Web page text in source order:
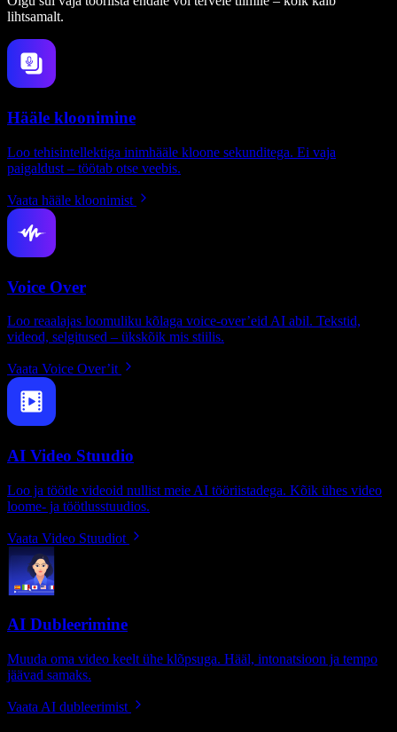
lihtsamalt.
Hääle kloonimine
Loo tehisintellektiga inimhääle kloone sekunditega. Ei vaja
paigaldust – töötab otse veebis.
Vaata hääle kloonimist
Voice Over
Loo reaalajas loomuliku kõlaga voice-over’eid AI abil. Tekstid,
videod, selgitused – ükskõik mis stiilis.
Vaata Voice Over’it
AI Video Stuudio
Loo ja töötle videoid nullist meie AI tööriistadega. Kõik ühes video
loome- ja töötlusstuudios.
Vaata Video Stuudiot
AI Dubleerimine
Muuda oma video keelt ühe klõpsuga. Hääl, intonatsioon ja tempo
jäävad samaks.
Vaata AI dubleerimist